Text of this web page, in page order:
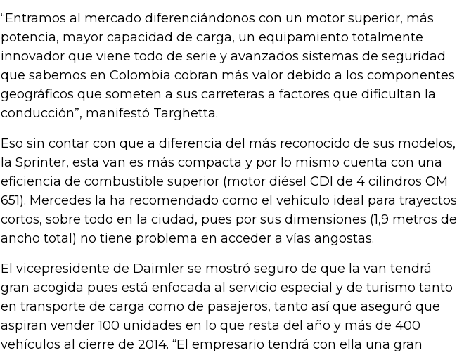
“Entramos al mercado diferenciándonos con un motor superior, más
potencia, mayor capacidad de carga, un equipamiento totalmente
innovador que viene todo de serie y avanzados sistemas de seguridad
que sabemos en Colombia cobran más valor debido a los componentes
geográficos que someten a sus carreteras a factores que dificultan la
conducción”, manifestó Targhetta.
Eso sin contar con que a diferencia del más reconocido de sus modelos,
la Sprinter, esta van es más compacta y por lo mismo cuenta con una
eficiencia de combustible superior (motor diésel CDI de 4 cilindros OM
651). Mercedes la ha recomendado como el vehículo ideal para trayectos
cortos, sobre todo en la ciudad, pues por sus dimensiones (1,9 metros de
ancho total) no tiene problema en acceder a vías angostas.
El vicepresidente de Daimler se mostró seguro de que la van tendrá
gran acogida pues está enfocada al servicio especial y de turismo tanto
en transporte de carga como de pasajeros, tanto así que aseguró que
aspiran vender 100 unidades en lo que resta del año y más de 400
vehículos al cierre de 2014. “El empresario tendrá con ella una gran